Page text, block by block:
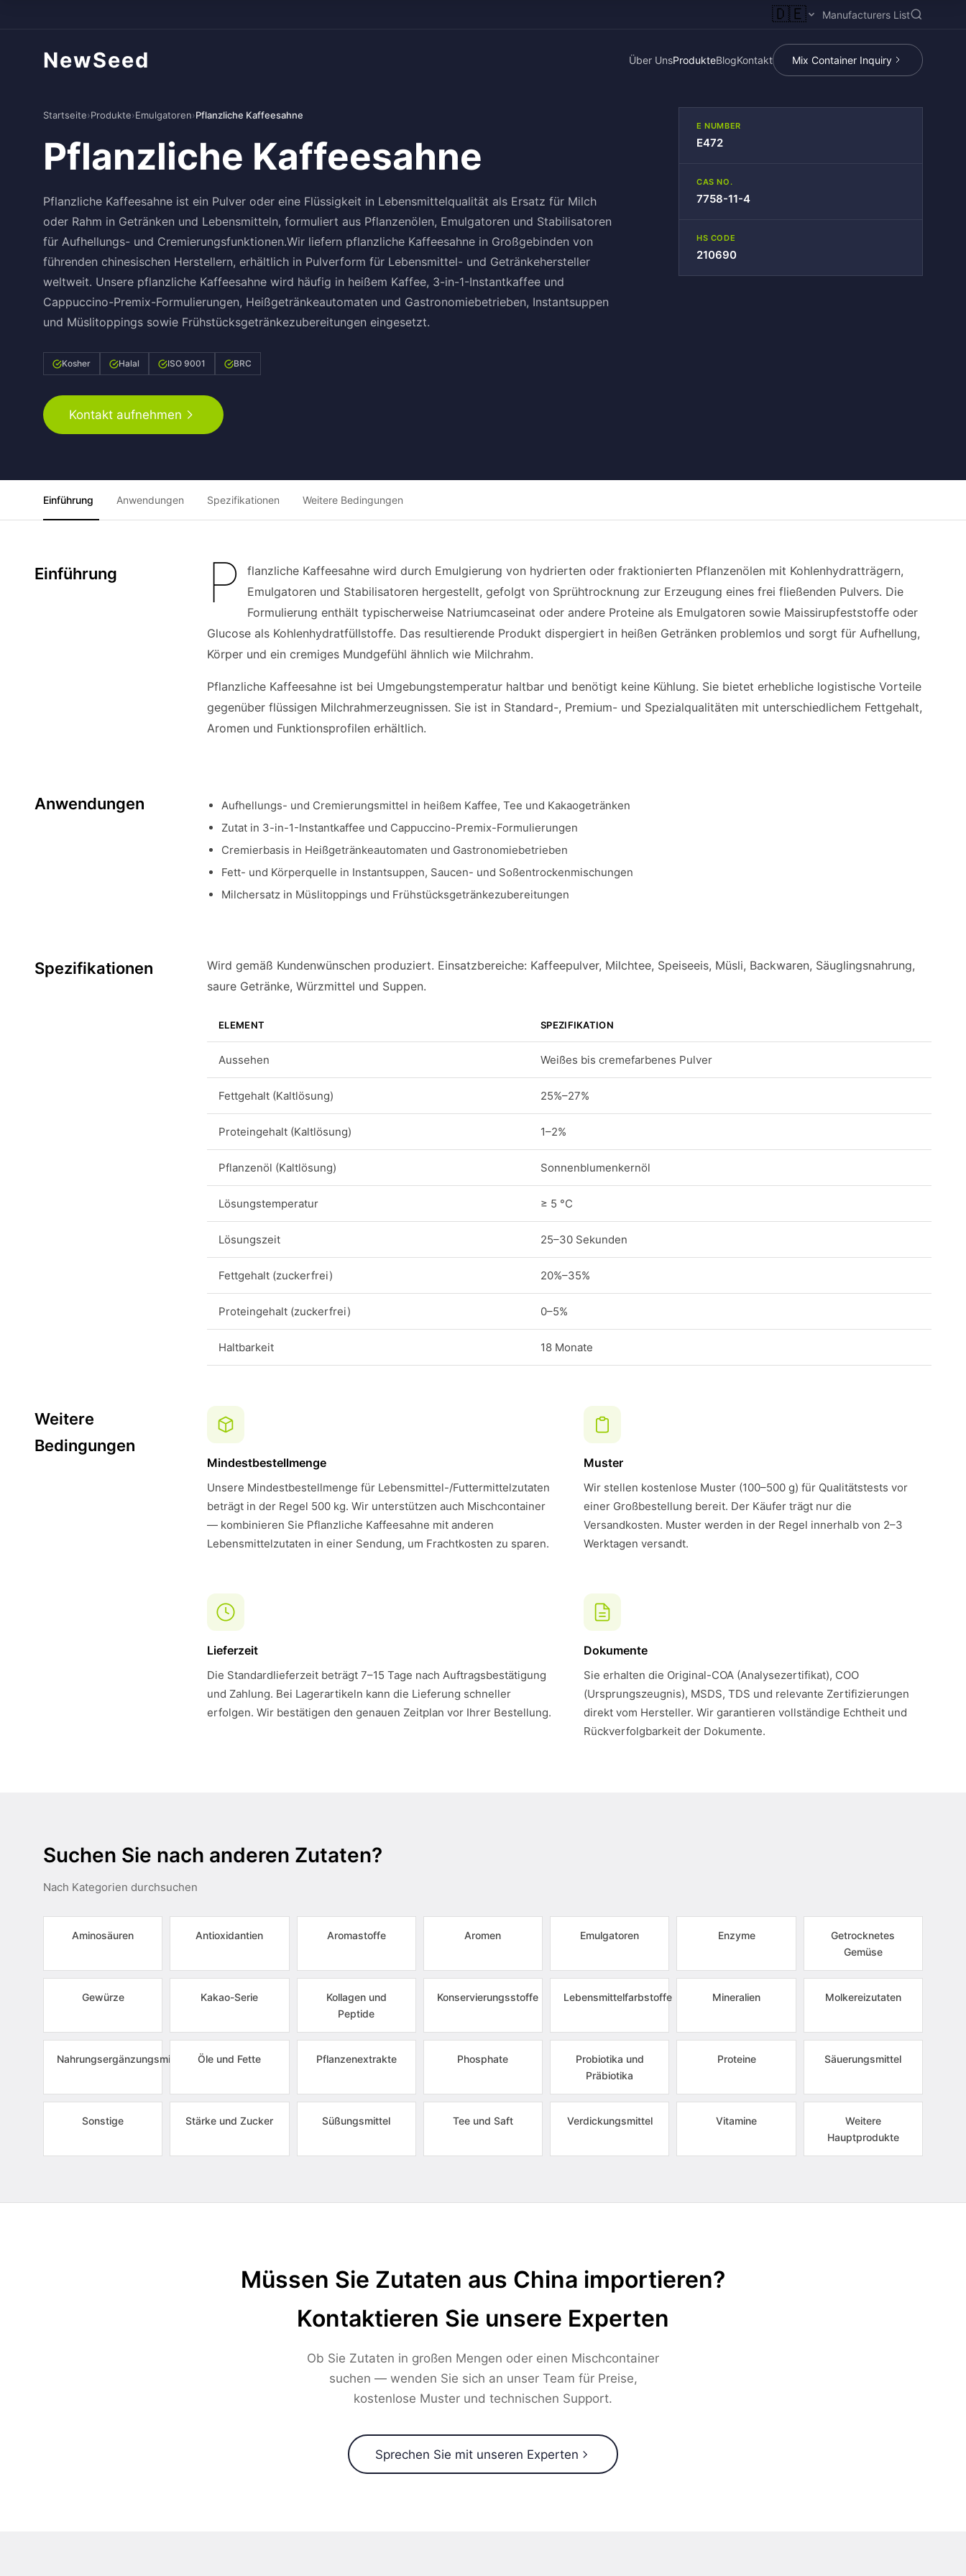
🇩🇪 Manufacturers List
NewSeed Über UnsProdukteBlogKontakt Mix Container Inquiry
Startseite›Produkte›Emulgatoren›Pflanzliche Kaffeesahne
Pflanzliche Kaffeesahne
Pflanzliche Kaffeesahne ist ein Pulver oder eine Flüssigkeit in Lebensmittelqualität als Ersatz für Milch
oder Rahm in Getränken und Lebensmitteln, formuliert aus Pflanzenölen, Emulgatoren und Stabilisatoren
für Aufhellungs- und Cremierungsfunktionen.Wir liefern pflanzliche Kaffeesahne in Großgebinden von
führenden chinesischen Herstellern, erhältlich in Pulverform für Lebensmittel- und Getränkehersteller
weltweit. Unsere pflanzliche Kaffeesahne wird häufig in heißem Kaffee, 3-in-1-Instantkaffee und
Cappuccino-Premix-Formulierungen, Heißgetränkeautomaten und Gastronomiebetrieben, Instantsuppen
und Müslitoppings sowie Frühstücksgetränkezubereitungen eingesetzt.
Kosher Halal ISO 9001 BRC
Kontakt aufnehmen
E NUMBER
E472
CAS NO.
7758-11-4
HS CODE
210690
Einführung Anwendungen Spezifikationen Weitere Bedingungen
Einführung P
flanzliche Kaffeesahne wird durch Emulgierung von hydrierten oder fraktionierten Pflanzenölen mit Kohlenhydratträgern,
Emulgatoren und Stabilisatoren hergestellt, gefolgt von Sprühtrocknung zur Erzeugung eines frei fließenden Pulvers. Die
Formulierung enthält typischerweise Natriumcaseinat oder andere Proteine als Emulgatoren sowie Maissirupfeststoffe oder
Glucose als Kohlenhydratfüllstoffe. Das resultierende Produkt dispergiert in heißen Getränken problemlos und sorgt für Aufhellung,
Körper und ein cremiges Mundgefühl ähnlich wie Milchrahm.
Pflanzliche Kaffeesahne ist bei Umgebungstemperatur haltbar und benötigt keine Kühlung. Sie bietet erhebliche logistische Vorteile
gegenüber flüssigen Milchrahmerzeugnissen. Sie ist in Standard-, Premium- und Spezialqualitäten mit unterschiedlichem Fettgehalt,
Aromen und Funktionsprofilen erhältlich.
Anwendungen
Aufhellungs- und Cremierungsmittel in heißem Kaffee, Tee und Kakaogetränken
Zutat in 3-in-1-Instantkaffee und Cappuccino-Premix-Formulierungen
Cremierbasis in Heißgetränkeautomaten und Gastronomiebetrieben
Fett- und Körperquelle in Instantsuppen, Saucen- und Soßentrockenmischungen
Milchersatz in Müslitoppings und Frühstücksgetränkezubereitungen
Spezifikationen
Wird gemäß Kundenwünschen produziert. Einsatzbereiche: Kaffeepulver, Milchtee, Speiseeis, Müsli, Backwaren, Säuglingsnahrung,
saure Getränke, Würzmittel und Suppen.
ELEMENT SPEZIFIKATION
Aussehen Weißes bis cremefarbenes Pulver
Fettgehalt (Kaltlösung) 25%–27%
Proteingehalt (Kaltlösung) 1–2%
Pflanzenöl (Kaltlösung) Sonnenblumenkernöl
Lösungstemperatur ≥ 5 °C
Lösungszeit 25–30 Sekunden
Fettgehalt (zuckerfrei) 20%–35%
Proteingehalt (zuckerfrei) 0–5%
Haltbarkeit 18 Monate
Weitere
Bedingungen
Mindestbestellmenge
Unsere Mindestbestellmenge für Lebensmittel-/Futtermittelzutaten
beträgt in der Regel 500 kg. Wir unterstützen auch Mischcontainer
— kombinieren Sie Pflanzliche Kaffeesahne mit anderen
Lebensmittelzutaten in einer Sendung, um Frachtkosten zu sparen.
Muster
Wir stellen kostenlose Muster (100–500 g) für Qualitätstests vor
einer Großbestellung bereit. Der Käufer trägt nur die
Versandkosten. Muster werden in der Regel innerhalb von 2–3
Werktagen versandt.
Lieferzeit
Die Standardlieferzeit beträgt 7–15 Tage nach Auftragsbestätigung
und Zahlung. Bei Lagerartikeln kann die Lieferung schneller
erfolgen. Wir bestätigen den genauen Zeitplan vor Ihrer Bestellung.
Dokumente
Sie erhalten die Original-COA (Analysezertifikat), COO
(Ursprungszeugnis), MSDS, TDS und relevante Zertifizierungen
direkt vom Hersteller. Wir garantieren vollständige Echtheit und
Rückverfolgbarkeit der Dokumente.
Suchen Sie nach anderen Zutaten?
Nach Kategorien durchsuchen
Aminosäuren Antioxidantien Aromastoffe Aromen Emulgatoren Enzyme
Getrocknetes
Gemüse
Gewürze Kakao-Serie
Kollagen und
Peptide
Konservierungsstoffe Lebensmittelfarbstoffe Mineralien Molkereizutaten
Nahrungsergänzungsmittel Öle und Fette Pflanzenextrakte Phosphate
Probiotika und
Präbiotika
Proteine Säuerungsmittel
Sonstige Stärke und Zucker Süßungsmittel Tee und Saft Verdickungsmittel Vitamine
Weitere
Hauptprodukte
Müssen Sie Zutaten aus China importieren?
Kontaktieren Sie unsere Experten
Ob Sie Zutaten in großen Mengen oder einen Mischcontainer
suchen — wenden Sie sich an unser Team für Preise,
kostenlose Muster und technischen Support.
Sprechen Sie mit unseren Experten